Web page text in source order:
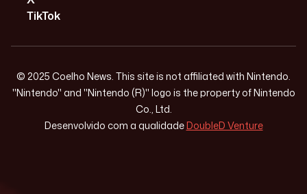
TikTok
© 2025 Coelho News. This site is not affiliated with Nintendo.
"Nintendo" and "Nintendo (R)" logo is the property of Nintendo
Co., Ltd.
Desenvolvido com a qualidadeDoubleD Venture